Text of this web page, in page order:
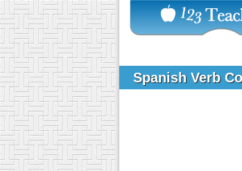
Spanish Verb